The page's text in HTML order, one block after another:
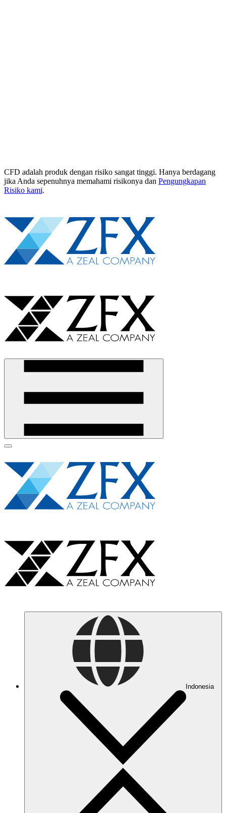
CFD adalah produk dengan risiko sangat tinggi. Hanya berdagang
jika Anda sepenuhnya memahami risikonya dan Pengungkapan
Risiko kami.
Indonesia